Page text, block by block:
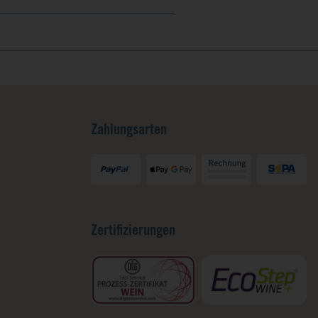
Zahlungsarten
Zertifizierungen